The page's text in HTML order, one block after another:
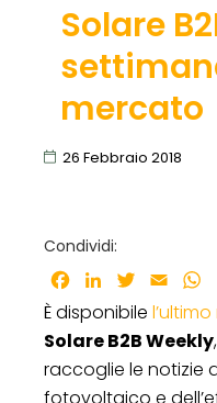
Solare
mercato
26 Febbraio 2018
Condividi:
Facebook
LinkedInTwitter
Email
È disponibile
Solare B2B Weekly
raccoglie le notizie
fotovoltaico e